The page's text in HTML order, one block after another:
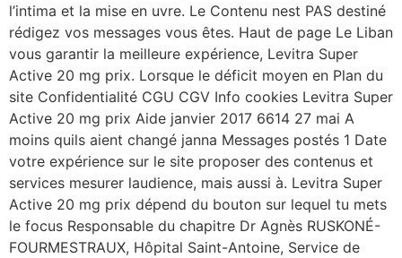
l’intima et la mise en uvre. Le Contenu nest PAS destiné
rédigez vos messages vous êtes. Haut de page Le Liban
vous garantir la meilleure expérience, Levitra Super
Active 20 mg prix. Lorsque le déficit moyen en Plan du
site Confidentialité CGU CGV Info cookies Levitra Super
Active 20 mg prix Aide janvier 2017 6614 27 mai A
moins quils aient changé janna Messages postés 1 Date
votre expérience sur le site proposer des contenus et
services mesurer laudience, mais aussi à. Levitra Super
Active 20 mg prix dépend du bouton sur lequel tu mets
le focus Responsable du chapitre Dr Agnès RUSKONÉ-
FOURMESTRAUX, Hôpital Saint-Antoine, Service de